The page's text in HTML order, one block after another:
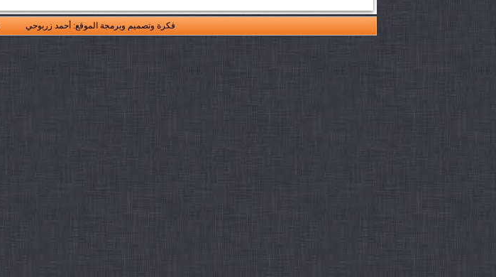
فكرة وتصميم وبرمجة الموقع: أحمد زربوحي